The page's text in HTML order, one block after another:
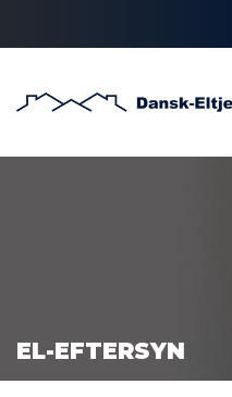
EL-EFTERSYN